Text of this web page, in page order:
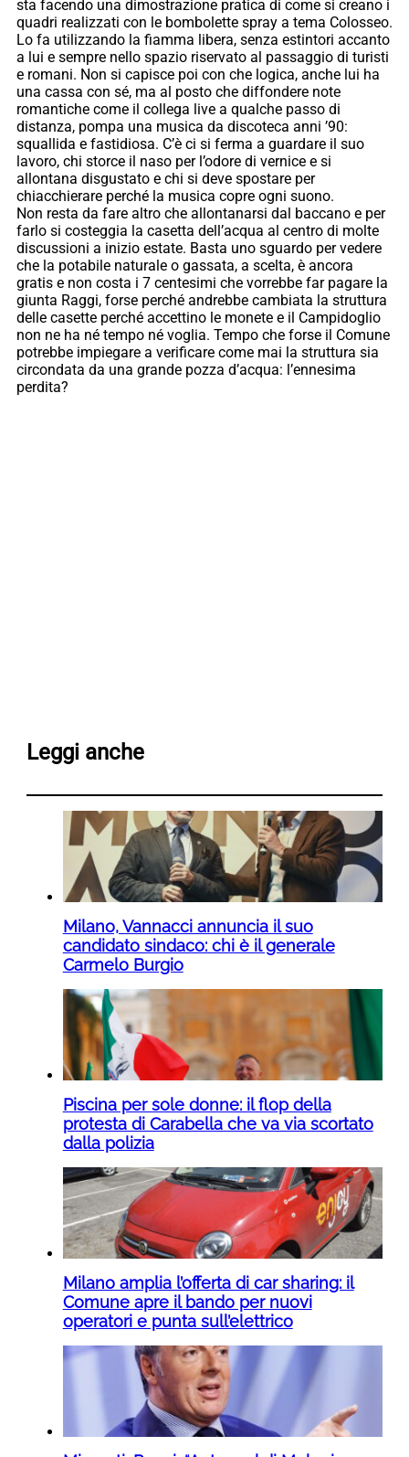
sta facendo una dimostrazione pratica di come si creano i
quadri realizzati con le bombolette spray a tema Colosseo.
Lo fa utilizzando la fiamma libera, senza estintori accanto
a lui e sempre nello spazio riservato al passaggio di turisti
e romani. Non si capisce poi con che logica, anche lui ha
una cassa con sé, ma al posto che diffondere note
romantiche come il collega live a qualche passo di
distanza, pompa una musica da discoteca anni ’90:
squallida e fastidiosa. C’è ci si ferma a guardare il suo
lavoro, chi storce il naso per l’odore di vernice e si
allontana disgustato e chi si deve spostare per
chiacchierare perché la musica copre ogni suono.
Non resta da fare altro che allontanarsi dal baccano e per
farlo si costeggia la casetta dell’acqua al centro di molte
discussioni a inizio estate. Basta uno sguardo per vedere
che la potabile naturale o gassata, a scelta, è ancora
gratis e non costa i 7 centesimi che vorrebbe far pagare la
giunta Raggi, forse perché andrebbe cambiata la struttura
delle casette perché accettino le monete e il Campidoglio
non ne ha né tempo né voglia. Tempo che forse il Comune
potrebbe impiegare a verificare come mai la struttura sia
circondata da una grande pozza d’acqua: l’ennesima
perdita?
Leggi anche
Milano, Vannacci annuncia il suo
candidato sindaco: chi è il generale
Carmelo Burgio
Piscina per sole donne: il flop della
protesta di Carabella che va via scortato
dalla polizia
Milano amplia l’offerta di car sharing: il
Comune apre il bando per nuovi
operatori e punta sull’elettrico